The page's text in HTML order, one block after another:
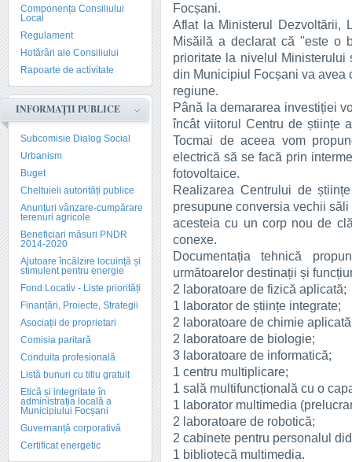
Componența Consiliului
Local
Regulament
Hotărâri ale Consiliului
Rapoarte de activitate
INFORMAȚII PUBLICE
Subcomisie Dialog Social
Urbanism
Buget
Cheltuieli autorități publice
Anunțuri vânzare-cumpărare
terenuri agricole
Beneficiari măsuri PNDR
2014-2020
Ajutoare încălzire locuință și
stimulent pentru energie
Fond Locativ - Liste priorități
Finanțări, Proiecte, Strategii
Asociații de proprietari
Comisia paritară
Conduita profesională
Listă bunuri cu titlu gratuit
Etică și integritate în
administrația locală a
Municipiului Focșani
Guvernanță corporativă
Certificat energetic
Focșani.
Aflat la Ministerul Dezvoltării,
Misăilă a declarat că "este o
prioritate la nivelul
din Municipiul Focșani va avea
regiune.
Până la demararea investiției
încât viitorul Centru de științe
Tocmai de aceea vom
electrică să se facă prin
fotovoltaice.
Realizarea Centrului de
presupune conversia vechii
acesteia cu un corp nou de
conexe.
Documentația tehnică
următoarelor destinații și
2 laboratoare de fizică aplicată;
1 laborator de științe integrate;
2 laboratoare de chimie
2 laboratoare de biologie;
3 laboratoare de informatică;
1 centru multiplicare;
1 sală multifuncțională cu o
1 laborator multimedia
2 laboratoare de robotică;
2 cabinete pentru personalul
1 bibliotecă multimedia.